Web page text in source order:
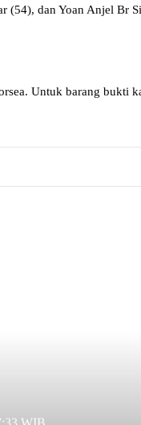
(54), dan Yoan Anjel Br
Untuk barang bukti